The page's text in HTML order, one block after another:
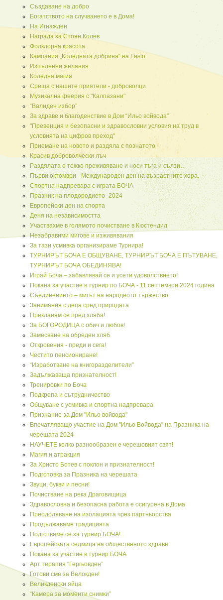
Създаване на добро
Богатството на случването е в Дома!
На Игнажден
Награда за Стоян Колев
Фолклорна красота
Кампания „Коледната добрина“ на Festo
Изпълнени желания
Коледна магия
Среща с нашите приятели - доброволци
Музикална феерия с "Калпазани"
“Валиден избор”
За здраве и благоденствие в Дом “Ильо войвода”
"Превенция и безопасни и здравословни условия на труд в
условията на цифров преход"
Приемане на новото и раздяла с познатото
Красив доброволчески лъч
Раздялата е тежко преживяване и носи тъга и сълзи…
Първи октомври - Международен ден на възрастните хора.
Спортна надпревара с играта БОЧА
Празник на плодородието -2024
Европейски ден на спорта
Деня на независимостта
Участвахме в голямото почистване в Кюстендил
Незабравими мигове и изживявания
За тази усмивка организираме Турнира!
ТУРНИРЪТ БОЧА Е ОБЩУВАНЕ, ТУРНИРЪТ БОЧА Е ПЪТУВАНЕ,
ТУРНИРЪТ БОЧА ОБЕДИНЯВА!
Играй Боча – забавлявай се и усети удоволствието!
Покана за участие в турнир по БОЧА - 11 септември 2024 година
Съединението – мигът на народното тържество
Занимания с деца сред природата
Прекланям се пред хляба!
За БОГОРОДИЦА с обич и любов!
Замесване на обреден хляб
Откровения - преди и сега!
Честито пенсиониране!
“Изработване на книгоразделители”
Задължаваща признателност!
Тренировки по Боча
Подкрепа и сътрудничество
Общуване с усмивка и спортна надпревара
Признание за Дом "Ильо войвода"
Впечатляващо участие на Дом "Ильо Войвода" на Празника на
черешата 2024
НАУЧЕТЕ колко разнообразен е черешовият свят!
Магия и атракция
За Христо Ботев с поклон и признателност!
Подготовка за Празника на черешата
Звуци, букви и песни!
Почистване на река Драговищица
Здравословна и безопасна работа е осигурена в Дома
Преодоляване на изолацията чрез партньорства
Продължаваме традицията
Подготвяме се за турнир БОЧА!
Европейската седмица на общественото здраве
Покана за участие в турнир БОЧА
Арт терапия “Гергьовден”
Готови сме за Велокден!
Великденски яйца
“Камера за моменти снимки”